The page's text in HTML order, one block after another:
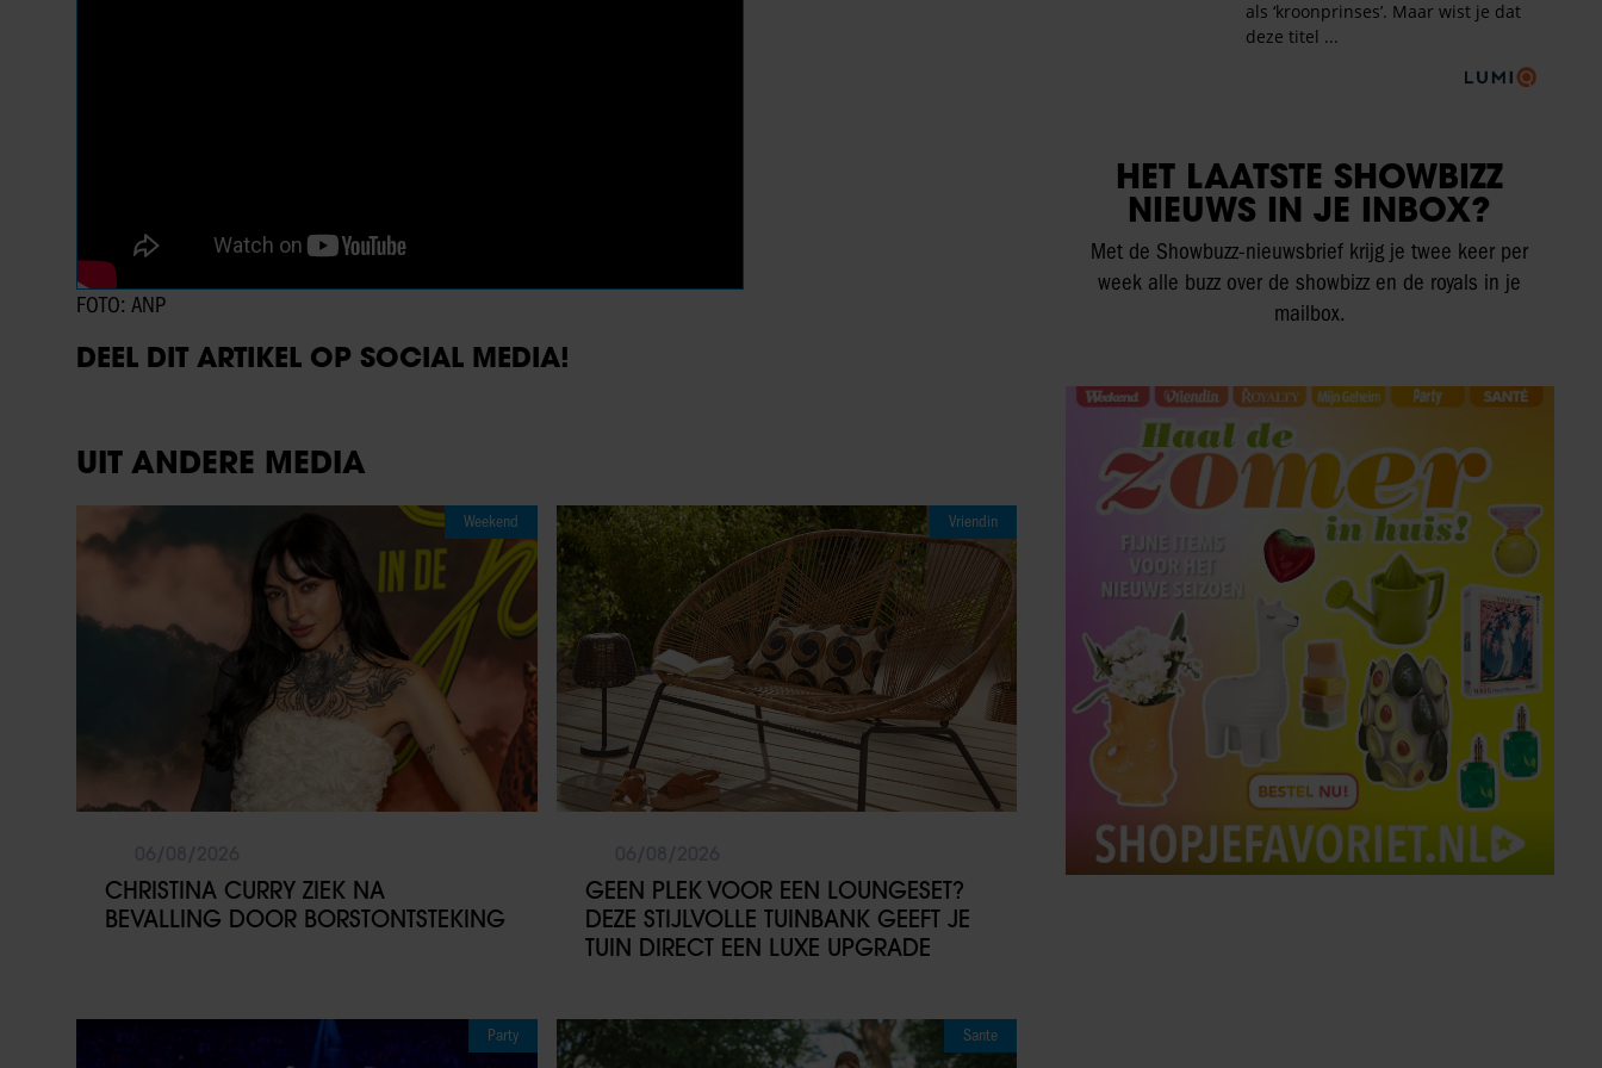
FOTO: ANP
DEEL DIT ARTIKEL OP SOCIAL MEDIA!
UIT ANDERE MEDIA
Weekend
CHRISTINA CURRY ZIEK NA
BEVALLING DOOR BORSTONTSTEKING
Vriendin
GEEN PLEK VOOR EEN LOUNGESET?
DEZE STIJLVOLLE TUINBANK GEEFT JE
TUIN DIRECT EEN LUXE UPGRADE
Party Sante
HET LAATSTE SHOWBIZZ
NIEUWS IN JE INBOX?
Met de Showbuzz-nieuwsbrief krijg je twee keer per
week alle buzz over de showbizz en de royals in je
mailbox.